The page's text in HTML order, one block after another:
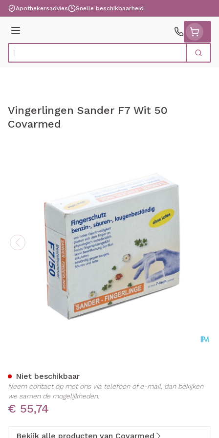
Ga naar de inhoud
Apothekersadvies Snelle beschikbaarheid
Menu
Product, merk, categorie... Zoek
Vingerlingen Sander F7 Wit 50
Covarmed
€ 55,74
Niet beschikbaar
Neem contact op met ons via telefoon of e-mail, dan bekijken
we samen de mogelijkheden.
Bekijk alle producten van Covarmed